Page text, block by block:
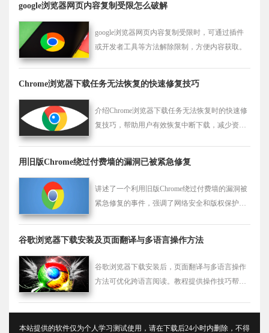
google浏览器网页内容复制受限怎么破解
google浏览器网页内容复制受限时，可通过插件
或开发者工具等方法解除限制，方便内容获取。
Chrome浏览器下载任务无法恢复的快速修复技巧
介绍Chrome浏览器下载任务无法恢复时的快速修
复技巧，帮助用户有效恢复中断下载，减少资源
用旧版Chrome绕过付费墙的漏洞已被紧急修复
讲述了一个利用旧版Chrome绕过付费墙的漏洞被
紧急修复的事件，强调了网络安全和版权保护的
谷歌浏览器下载安装及页面翻译与多语言操作方法
谷歌浏览器下载安装后，页面翻译与多语言操作
方法可优化跨语言阅读。教程提供操作技巧帮助
本站提供的软件仅为个人学习测试使用，请在下载后24小时内删除，不得